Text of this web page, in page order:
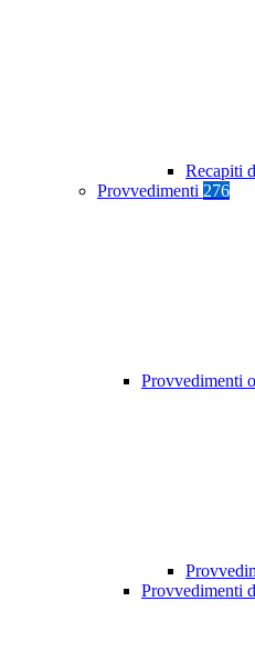
Recapiti
Provvedimenti 276
Provvedimenti
Provvedimenti